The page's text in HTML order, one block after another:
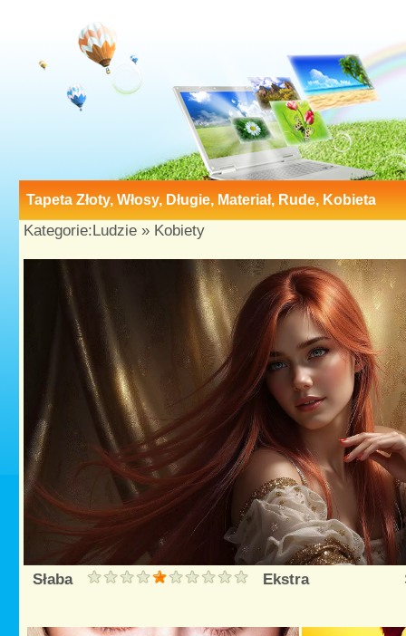
Tapeta Złoty, Włosy, Długie, Materiał, Rude, Kobieta
Kategorie:Ludzie » Kobiety
Słaba Ekstra